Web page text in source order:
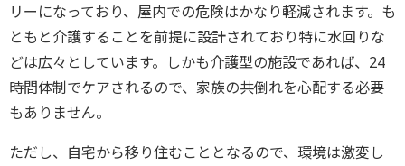
リーになっており、屋内での危険はかなり軽減されます。も
ともと介護することを前提に設計されており特に水回りな
どは広々としています。しかも介護型の施設であれば、24
時間体制でケアされるので、家族の共倒れを心配する必要
もありません。
ただし、自宅から移り住むこととなるので、環境は激変し